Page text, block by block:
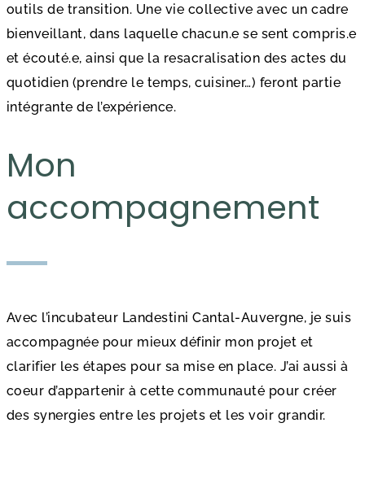
outils de transition. Une vie collective avec un cadre
bienveillant, dans laquelle chacun.e se sent compris.e
et écouté.e, ainsi que la resacralisation des actes du
quotidien (prendre le temps, cuisiner…) feront partie
intégrante de l’expérience.
Mon
accompagnement
Avec l’incubateur Landestini Cantal-Auvergne, je suis
accompagnée pour mieux définir mon projet et
clarifier les étapes pour sa mise en place. J’ai aussi à
coeur d’appartenir à cette communauté pour créer
des synergies entre les projets et les voir grandir.